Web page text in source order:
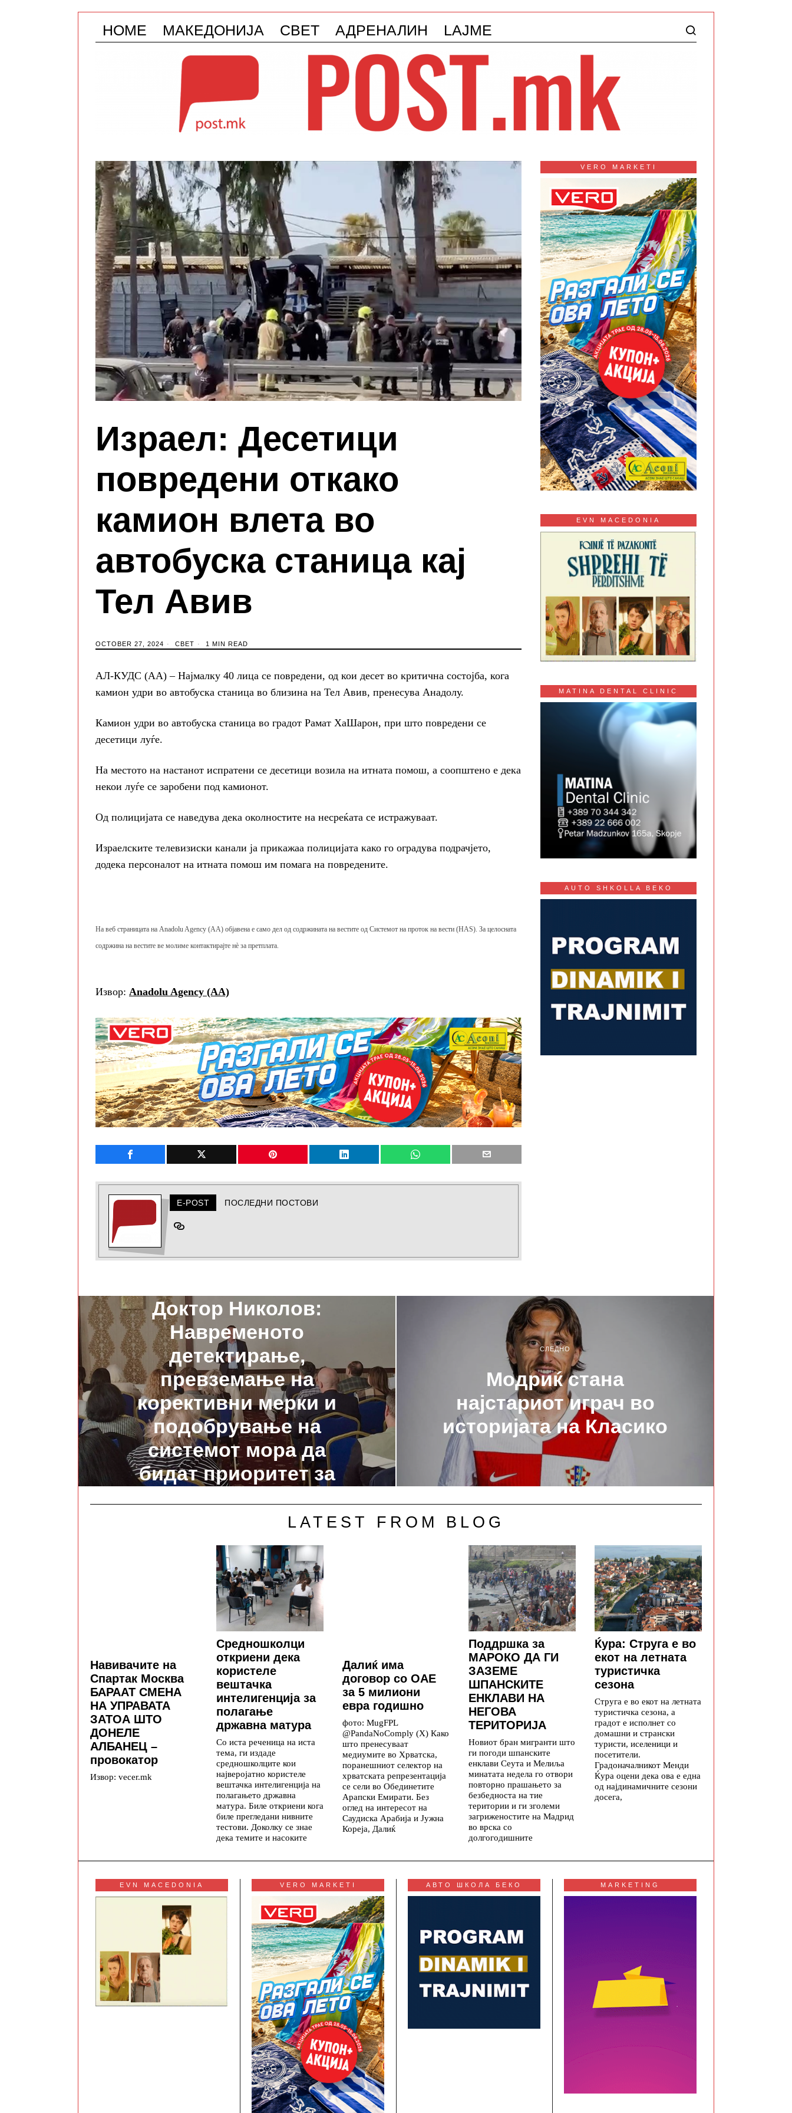
HOME МАКЕДОНИЈА СВЕТ АДРЕНАЛИН LAJME
Израел: Десетици
повредени откако
камион влета во
автобуска станица кај
Тел Авив
OCTOBER 27, 2024 СВЕТ 1 MIN READ
АЛ-КУДС (АА) – Најмалку 40 лица се повредени, од кои десет во критична состојба, кога
камион удри во автобуска станица во близина на Тел Авив, пренесува Анадолу.
Камион удри во автобуска станица во градот Рамат ХаШарон, при што повредени се
десетици луѓе.
На местото на настанот испратени се десетици возила на итната помош, а соопштено е дека
некои луѓе се заробени под камионот.
Од полицијата се наведува дека околностите на несреќата се истражуваат.
Израелските телевизиски канали ја прикажаа полицијата како го оградува подрачјето,
додека персоналот на итната помош им помага на повредените.
На веб страницата на Anadolu Agency (AA) објавена е само дел од содржината на вестите од Системот на проток на вести (HAS). За целосната
содржина на вестите ве молиме контактирајте нè за претплата.
Извор: Anadolu Agency (AA)
E-POST ПОСЛЕДНИ ПОСТОВИ
VERO MARKETI
EVN MACEDONIA
MATINA DENTAL CLINIC
AUTO SHKOLLA BEKO
Доктор Николов:
Навременото
детектирање,
превземање на
корективни мерки и
подобрување на
системот мора да
бидат приоритет за
СЛЕДНО
Модриќ стана
најстариот играч во
историјата на Класико
LATEST FROM BLOG
Навивачите на
Спартак Москва
БАРААТ СМЕНА
НА УПРАВАТА
ЗАТОА ШТО
ДОНЕЛЕ
АЛБАНЕЦ –
провокатор
Извор: vecer.mk
Средношколци
откриени дека
користеле
вештачка
интелигенција за
полагање
државна матура
Со иста реченица на иста
тема, ги издаде
средношколците кои
најверојатно користеле
вештачка интелигенција на
полагањето државна
матура. Биле откриени кога
биле прегледани нивните
тестови. Доколку се знае
дека темите и насоките
Далиќ има
договор со ОАЕ
за 5 милиони
евра годишно
фото: MugFPL
@PandaNoComply (X) Како
што пренесуваат
медиумите во Хрватска,
поранешниот селектор на
хрватската репрезентација
се сели во Обединетите
Арапски Емирати. Без
оглед на интересот на
Саудиска Арабија и Јужна
Кореја, Далиќ
Поддршка за
МАРОКО ДА ГИ
ЗАЗЕМЕ
ШПАНСКИТЕ
ЕНКЛАВИ НА
НЕГОВА
ТЕРИТОРИЈА
Новиот бран мигранти што
ги погоди шпанските
енклави Сеута и Мелиља
минатата недела го отвори
повторно прашањето за
безбедноста на тие
територии и ги зголеми
загриженостите на Мадрид
во врска со
долгогодишните
Ќура: Струга е во
екот на летната
туристичка
сезона
Струга е во екот на летната
туристичка сезона, а
градот е исполнет со
домашни и странски
туристи, иселеници и
посетители.
Градоначалникот Менди
Ќура оцени дека ова е една
од најдинамичните сезони
досега,
EVN MACEDONIA VERO MARKETI АВТО ШКОЛА БЕКО MARKETING